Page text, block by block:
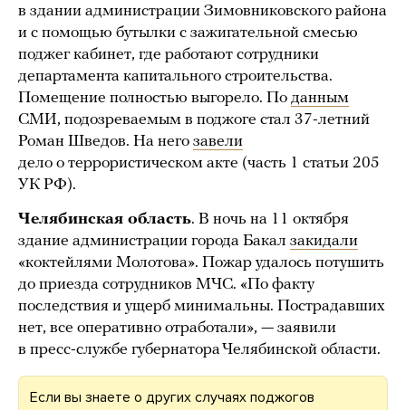
в здании администрации Зимовниковского района
и с помощью бутылки с зажигательной смесью
поджег кабинет, где работают сотрудники
департамента капитального строительства.
Помещение полностью выгорело. По данным
СМИ, подозреваемым в поджоге стал 37-летний
Роман Шведов. На него завели
дело о террористическом акте (часть 1 статьи 205
УК РФ).
Челябинская область. В ночь на 11 октября
здание администрации города Бакал закидали
«коктейлями Молотова». Пожар удалось потушить
до приезда сотрудников МЧС. «По факту
последствия и ущерб минимальны. Пострадавших
нет, все оперативно отработали», — заявили
в пресс-службе губернатора Челябинской области.
Если вы знаете о других случаях поджогов